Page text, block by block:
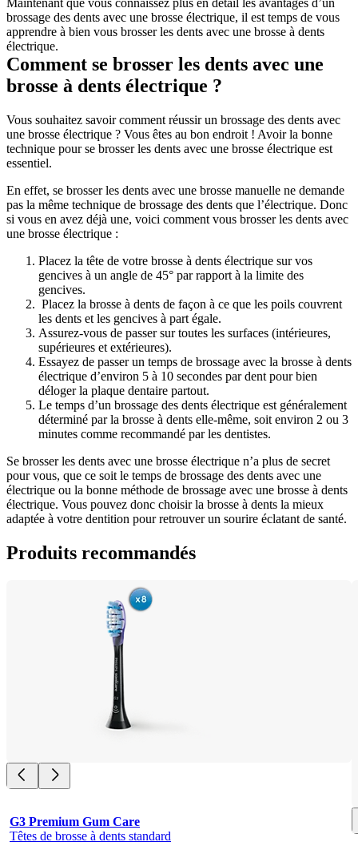
Maintenant que vous connaissez plus en détail les avantages d’un
brossage des dents avec une brosse électrique, il est temps de vous
apprendre à bien vous brosser les dents avec une brosse à dents
électrique.
Comment se brosser les dents avec une
brosse à dents électrique ?
Vous souhaitez savoir comment réussir un brossage des dents avec
une brosse électrique ? Vous êtes au bon endroit ! Avoir la bonne
technique pour se brosser les dents avec une brosse électrique est
essentiel.
En effet, se brosser les dents avec une brosse manuelle ne demande
pas la même technique de brossage des dents que l’électrique. Donc
si vous en avez déjà une, voici comment vous brosser les dents avec
une brosse électrique :
Placez la tête de votre brosse à dents électrique sur vos
gencives à un angle de 45° par rapport à la limite des
gencives.
les dents et les gencives à part égale.
Assurez-vous de passer sur toutes les surfaces (intérieures,
supérieures et extérieures).
Essayez de passer un temps de brossage avec la brosse à dents
électrique d’environ 5 à 10 secondes par dent pour bien
déloger la plaque dentaire partout.
Le temps d’un brossage des dents électrique est généralement
déterminé par la brosse à dents elle-même, soit environ 2 ou 3
minutes comme recommandé par les dentistes.
Se brosser les dents avec une brosse électrique n’a plus de secret
pour vous, que ce soit le temps de brossage des dents avec une
électrique ou la bonne méthode de brossage avec une brosse à dents
électrique. Vous pouvez donc choisir la brosse à dents la mieux
adaptée à votre dentition pour retrouver un sourire éclatant de santé.
Produits recommandés
G3 Premium Gum Care
Têtes de brosse à dents standard